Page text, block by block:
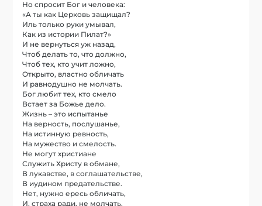
Но спросит Бог и человека:
«А ты как Церковь защищал?
Иль только руки умывал,
Как из истории Пилат?»
И не вернуться уж назад,
Чтоб делать то, что должно,
Чтоб тех, кто учит ложно,
Открыто, властно обличать
И равнодушно не молчать.
Бог любит тех, кто смело
Встает за Божье дело.
Жизнь – это испытанье
На верность, послушанье,
На истинную ревность,
На мужество и смелость.
Не могут христиане
Служить Христу в обмане,
В лукавстве, в соглашательстве,
В иудином предательстве.
Нет, нужно ересь обличать,
И, страха ради, не молчать.